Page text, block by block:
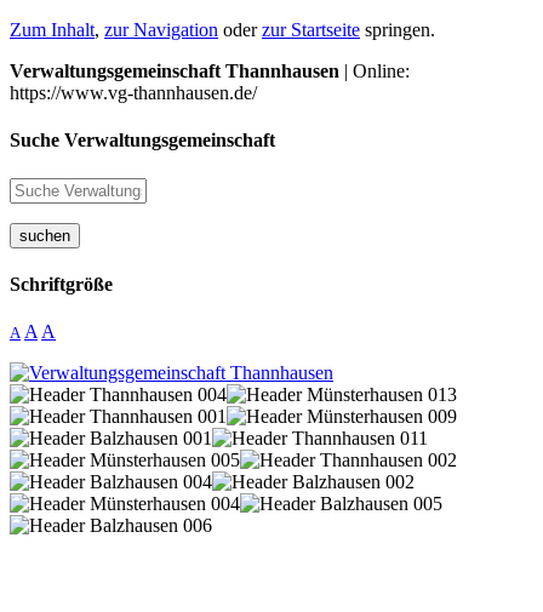
Zum Inhalt, zur Navigation oderzur Startseite springen.
Verwaltungsgemeinschaft Thannhausen | Online:
https://www.vg-thannhausen.de/
Suche Verwaltungsgemeinschaft
suchen
Schriftgröße
A A A